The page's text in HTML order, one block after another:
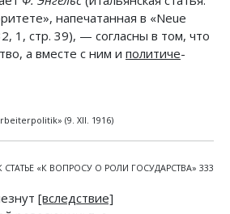
напечатанная в «Neue
1, стр. 39), — согласны в том, что
а вместе с ним и политиче-
(9. XII. 1916)
СТАТЬЕ «К ВОПРОСУ О РОЛИ ГОСУДАРСТВА» 333
[вследствие]